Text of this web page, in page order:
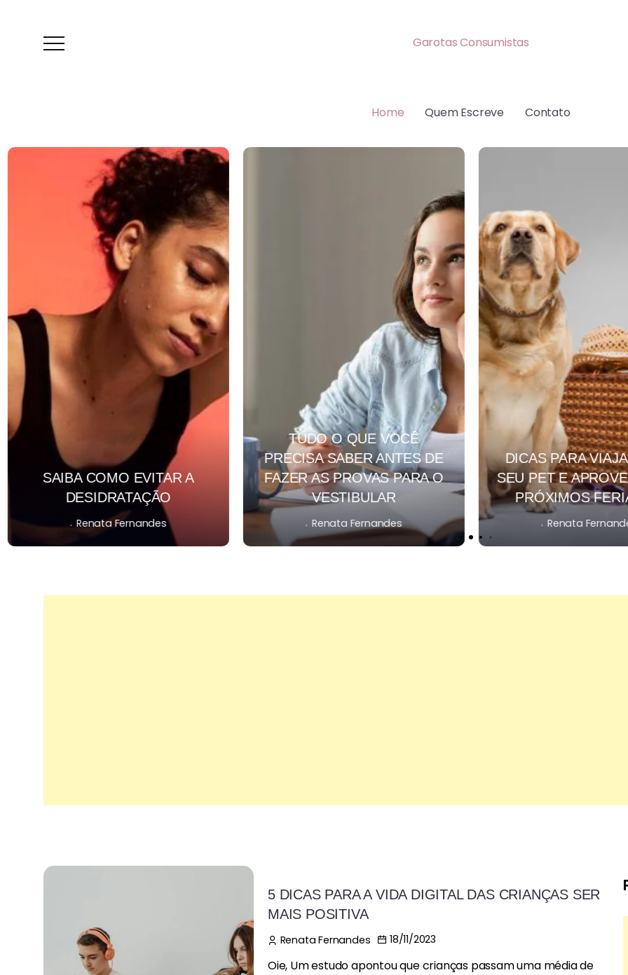
Garotas Consumistas
Home Quem Escreve Contato
SAIBA COMO EVITAR A
DESIDRATAÇÃO
. Renata Fernandes
TUDO O QUE VOCÊ
PRECISA SABER ANTES DE
FAZER AS PROVAS PARA O
VESTIBULAR
. Renata Fernandes
DICAS PARA
SEU PET E
PRÓXIMOS
. Renata
5 DICAS PARA A VIDA DIGITAL DAS CRIANÇAS SER
MAIS POSITIVA
Renata Fernandes 18/11/2023
Oie, Um estudo apontou que crianças passam uma média de